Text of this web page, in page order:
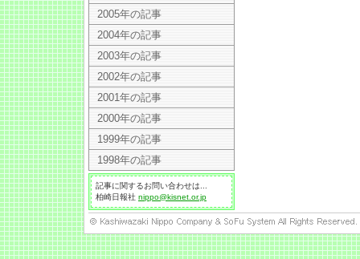
2005年の記事
2004年の記事
2003年の記事
2002年の記事
2001年の記事
2000年の記事
1999年の記事
1998年の記事
記事に関するお問い合わせは...
柏崎日報社 nippo@kisnet.or.jp